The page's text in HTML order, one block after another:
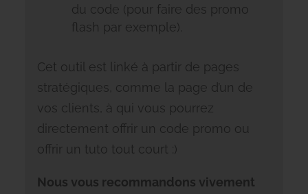
du code (pour faire des promo
flash par exemple).
Cet outil est linké à partir de pages
stratégiques, comme la page d’un de
vos clients, à qui vous pourrez
directement offrir un code promo ou
offrir un tuto tout court :)
Nous vous recommandons vivement